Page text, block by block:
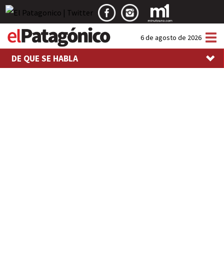
6 de agosto de 2026
DE QUE SE HABLA